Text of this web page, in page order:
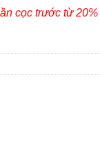
cọc trước từ 20%